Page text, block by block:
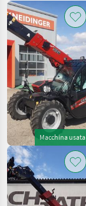
ricerca
Categoria
PERCORSO
ATTUALE
Settore
agricolo
Veicoli
Agricoli
A
Motore
Caricatore
Agricolo
Case
Ih
Reimposta
Macchina usata